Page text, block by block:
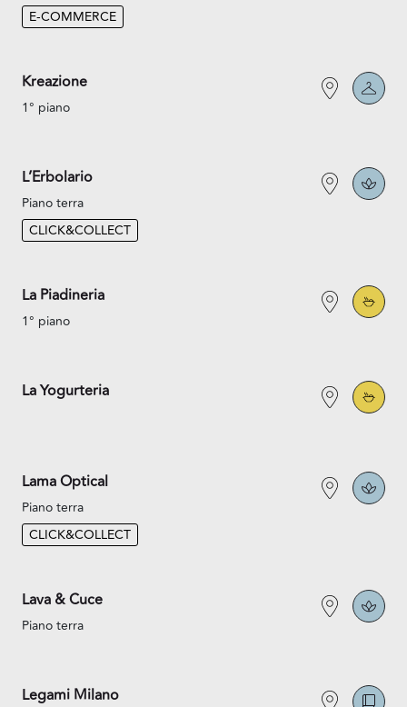
E-COMMERCE
Kreazione
1° piano
L’Erbolario
Piano terra
CLICK&COLLECT
La Piadineria
1° piano
La Yogurteria
Lama Optical
Piano terra
CLICK&COLLECT
Lava & Cuce
Piano terra
Legami Milano